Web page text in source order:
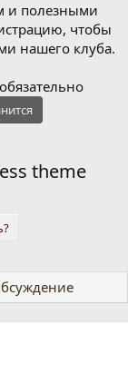
и полезными
чтобы
нашего клуба.
theme